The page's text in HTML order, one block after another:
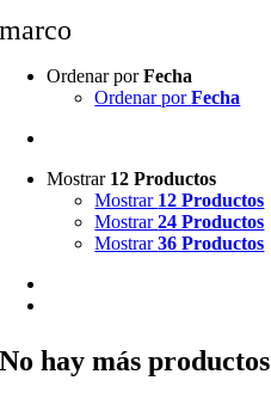
marco
Ordenar porFecha
Ordenar porFecha
Mostrar 12 Productos
Mostrar 12 Productos
Mostrar24 Productos
Mostrar36 Productos
No hay más productos